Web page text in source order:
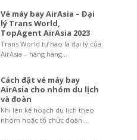
Vé máy bay AirAsia – Đại
lý Trans World,
TopAgent AirAsia 2023
Trans World tự hào là đại lý của
AirAsia – hãng hàng...
Cách đặt vé máy bay
AirAsia cho nhóm du lịch
và đoàn
Khi lên kế hoạch du lịch theo
nhóm hoặc tổ chức đoàn...